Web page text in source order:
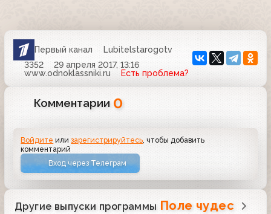
Первый канал
Lubitelstarogotv
3352
29 апреля 2017, 13:16
www.odnoklassniki.ru
Есть проблема?
Комментарии 0
Войдите илизарегистрируйтесь , чтобы добавить
комментарий
Вход через Телеграм
Другие выпуски программы Поле чудес